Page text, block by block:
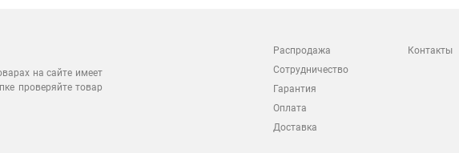
на сайте имеет
проверяйте товар
Распродажа
Сотрудничество
Гарантия
Оплата
Доставка
Контакты